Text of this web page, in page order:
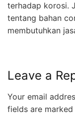
terhadap korosi.
tentang bahan
membutuhkan
Leave a
Your email
fields are marked